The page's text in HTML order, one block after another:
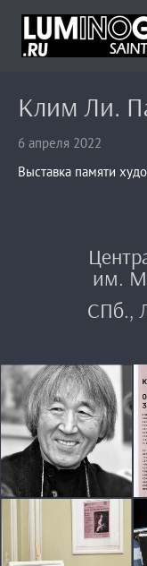
Клим Ли.
6 апреля 2022
Выставка памяти
им.
СПб.,